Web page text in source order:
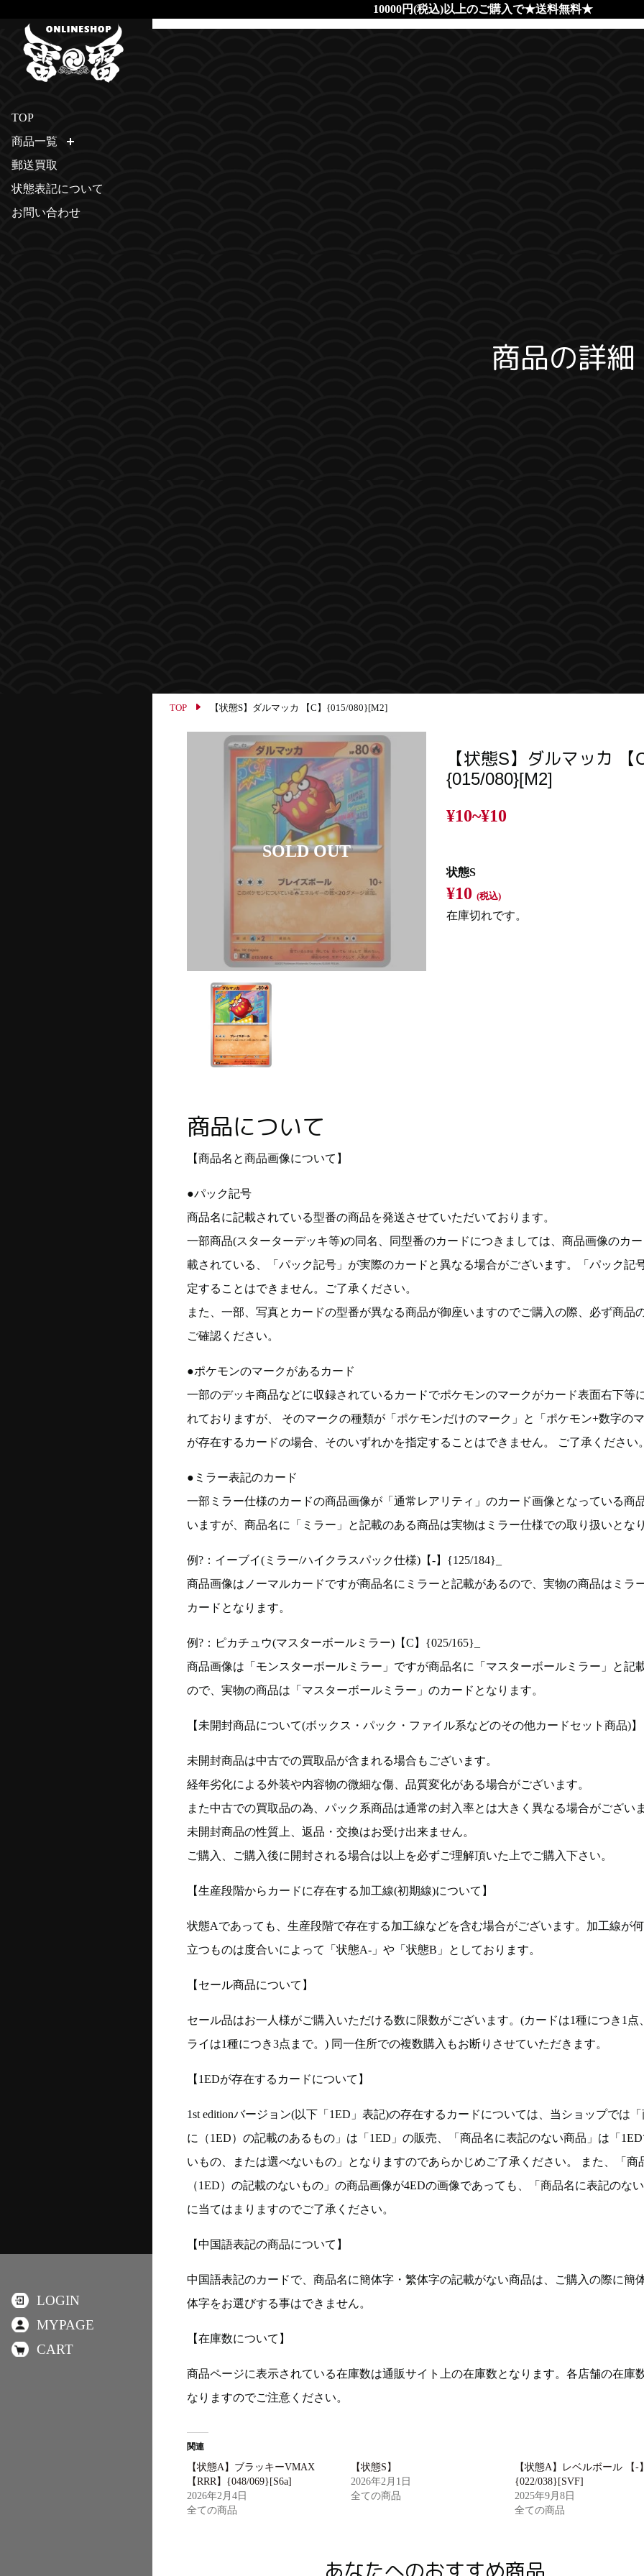
10000円(税込)以上のご購入で★送料無料★
商品の詳細
TOP 【状態S】ダルマッカ 【C】{015/080}[M2]
【状態S】ダルマッカ 【C
{015/080}[M2]
¥10~¥10
状態S
¥10(税込)
在庫切れです。
商品について
【商品名と商品画像について】
●パック記号
商品名に記載されている型番の商品を発送させていただいております。
一部商品(スターターデッキ等)の同名、同型番のカードにつきましては、商品画像のカ
載されている、「パック記号」が実際のカードと異なる場合がございます。「パック記
定することはできません。ご了承ください。
また、一部、写真とカードの型番が異なる商品が御座いますのでご購入の際、必ず商品
ご確認ください。
●ポケモンのマークがあるカード
一部のデッキ商品などに収録されているカードでポケモンのマークがカード表面右下等
れておりますが、 そのマークの種類が「ポケモンだけのマーク」と「ポケモン+数字のマ
が存在するカードの場合、そのいずれかを指定することはできません。 ご了承ください
●ミラー表記のカード
一部ミラー仕様のカードの商品画像が「通常レアリティ」のカード画像となっている商
いますが、商品名に「ミラー」と記載のある商品は実物はミラー仕様での取り扱いとなり
例?：イーブイ(ミラー/ハイクラスパック仕様)【-】{125/184}_
商品画像はノーマルカードですが商品名にミラーと記載があるので、実物の商品はミラ
カードとなります。
例?：ピカチュウ(マスターボールミラー)【C】{025/165}_
商品画像は「モンスターボールミラー」ですが商品名に「マスターボールミラー」と記
ので、実物の商品は「マスターボールミラー」のカードとなります。
【未開封商品について(ボックス・パック・ファイル系などのその他カードセット商品)】
未開封商品は中古での買取品が含まれる場合もございます。
経年劣化による外装や内容物の微細な傷、品質変化がある場合がございます。
また中古での買取品の為、パック系商品は通常の封入率とは大きく異なる場合がございま
未開封商品の性質上、返品・交換はお受け出来ません。
ご購入、ご購入後に開封される場合は以上を必ずご理解頂いた上でご購入下さい。
【生産段階からカードに存在する加工線(初期線)について】
状態Aであっても、生産段階で存在する加工線などを含む場合がございます。加工線が何
立つものは度合いによって「状態A-」や「状態B」としております。
【セール商品について】
セール品はお一人様がご購入いただける数に限数がございます。(カードは1種につき1点
ライは1種につき3点まで。) 同一住所での複数購入もお断りさせていただきます。
【1EDが存在するカードについて】
1st editionバージョン(以下「1ED」表記)の存在するカードについては、当ショップでは「
に（1ED）の記載のあるもの」は「1ED」の販売、「商品名に表記のない商品」は「
いもの、または選べないもの」となりますのであらかじめご了承ください。 また、「商
（1ED）の記載のないもの」の商品画像が4EDの画像であっても、「商品名に表記のない
に当てはまりますのでご了承ください。
【中国語表記の商品について】
中国語表記のカードで、商品名に簡体字・繁体字の記載がない商品は、ご購入の際に簡
体字をお選びする事はできません。
【在庫数について】
商品ページに表示されている在庫数は通販サイト上の在庫数となります。各店舗の在庫
なりますのでご注意ください。
関連
【状態A】ブラッキーVMAX
【RRR】{048/069}[S6a]
2026年2月4日
全ての商品
【状態S】
2026年2月1日
全ての商品
【状態A】レベルボール 【-】
{022/038}[SVF]
2025年9月8日
全ての商品
あなたへのおすすめ商品
TOP
商品一覧
郵送買取
状態表記について
お問い合わせ
LOGIN
MYPAGE
CART